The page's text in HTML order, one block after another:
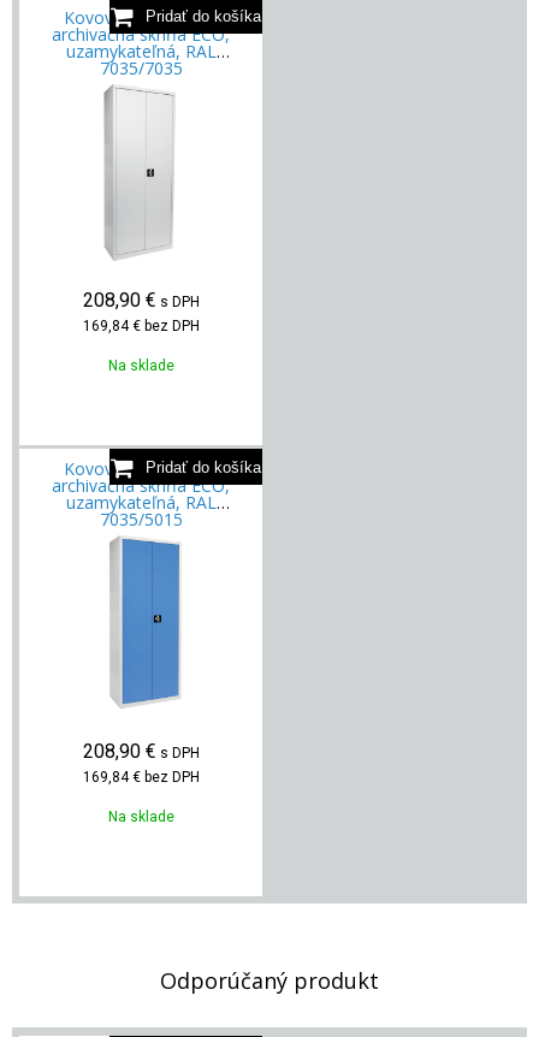
Kovová kancelárska
archivačná skriňa ECO,
uzamykateľná, RAL
7035/7035
208,90 € s DPH
169,84 € bez DPH
Na sklade
Kovová kancelárska
archivačná skriňa ECO,
uzamykateľná, RAL
7035/5015
208,90 € s DPH
169,84 € bez DPH
Na sklade
Odporúčaný produkt